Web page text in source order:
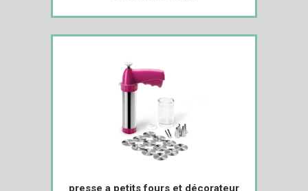
presse a petits fours et décorateur